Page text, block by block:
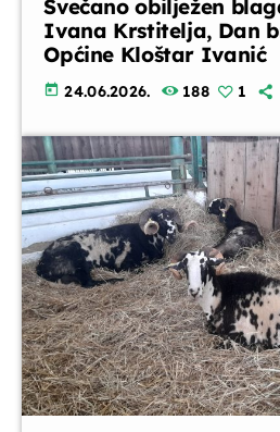
Glazbeni blok
07:35 - 07:45
Aktualno u Zagrebačkoj
07:45 - 07:50
Glazbeni blok
07:50 - 08:00
Horoskop
08:00 - 08:10
Svečano obilježen
Ivana Krstitelja, Dan
Općine Kloštar Ivanić
today 24.06.2026. 188 1